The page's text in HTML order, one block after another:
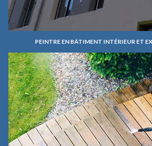
PEINTRE EN BÂTIMENT INTÉRIEUR ET